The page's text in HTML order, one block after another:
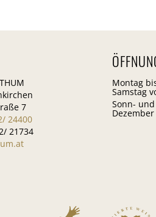
7
24400
21734
Montag
Samstag
Sonn-